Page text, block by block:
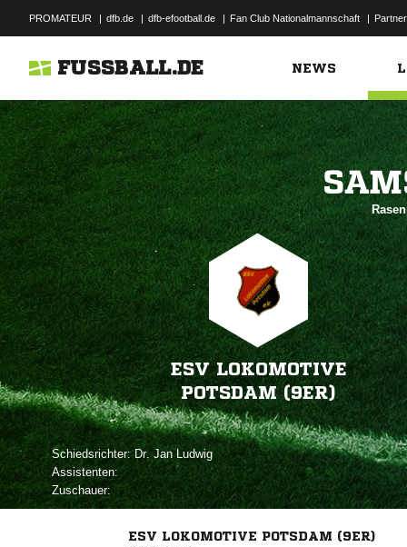
PROMATEUR | dfb.de | dfb-efootball.de | Fan Club Nationalmannschaft | Partner
FUSSBALL.DE NEWS
ESV LOKOMOTIVE
POTSDAM (9ER)
Schiedsrichter:  
Assistenten:
Zuschauer:
ESV LOKOMOTIVE POTSDAM (9ER)